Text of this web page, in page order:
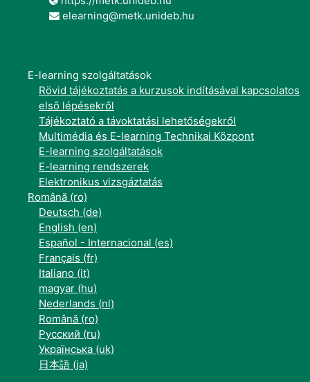
elearning@metk.unideb.hu
E-learning szolgáltatások
Rövid tájékoztatás a kurzusok indításával kapcsolatos
első lépésekről
Tájékoztató a távoktatási lehetőségekről
Multimédia és E-learning Technikai Központ
E-learning szolgáltatások
E-learning rendszerek
Elektronikus vizsgáztatás
Română ‎(ro)‎
Deutsch ‎(de)‎
English ‎(en)‎
Español - Internacional ‎(es)‎
Français ‎(fr)‎
Italiano ‎(it)‎
magyar ‎(hu)‎
Nederlands ‎(nl)‎
Română ‎(ro)‎
Русский ‎(ru)‎
Українська ‎(uk)‎
日本語 ‎(ja)‎